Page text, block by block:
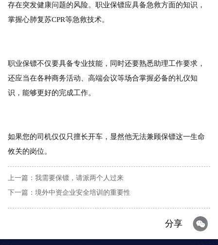
存在突发健康问题的风险。职业保镖应具备急救方面的知识，
掌握心肺复苏CPR等急救技术。
职业保镖不仅要具备专业技能，同时还要熟悉助理工作要求，
还应当在各种商务活动、高端会议等场合掌握必备的礼仪知
识，能够更好的完成工作。
如果您的司机仅仅只擅长开车，显然他无法兼顾保镖这一生命
攸关的岗位。
上一篇：我需要保镖，请派两个人过来
下一篇：境外中资企业安全培训的重要性
分享